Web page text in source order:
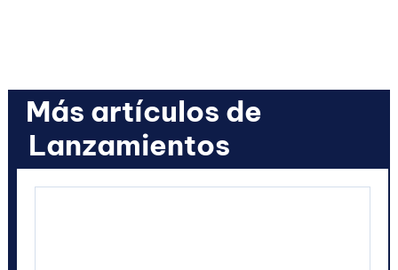
Más artículos de
Lanzamientos